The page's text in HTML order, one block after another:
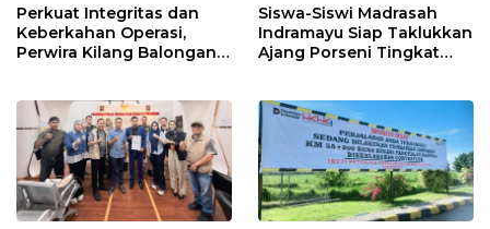
Perkuat Integritas dan
Keberkahan Operasi,
Perwira Kilang Balongan
Siswa-Siswi Madrasah
Indramayu Siap Taklukkan
Ajang Porseni Tingkat